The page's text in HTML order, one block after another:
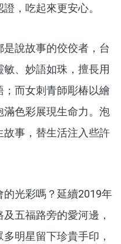
，吃起來更安心。
說故事的佼佼者，台
、妙語如珠，擅長用
而女刺青師彫椿以繪
色彩展現生命力。泡
故事，替生活注入些許
光彩嗎？延續2019年
五福路旁的愛河邊，
明星留下珍貴手印，